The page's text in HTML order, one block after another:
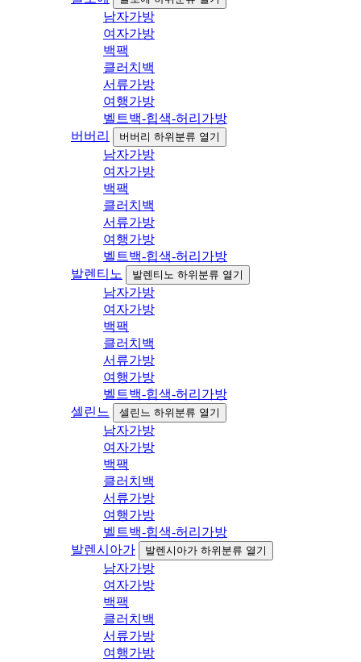
남자가방
여자가방
백팩
클러치백
서류가방
여행가방
벨트백-힙색-허리가방
버버리
버버리 하위분류 열기
남자가방
여자가방
백팩
클러치백
서류가방
여행가방
벨트백-힙색-허리가방
발렌티노
발렌티노 하위분류 열기
남자가방
여자가방
백팩
클러치백
서류가방
여행가방
벨트백-힙색-허리가방
셀린느
셀린느 하위분류 열기
남자가방
여자가방
백팩
클러치백
서류가방
여행가방
벨트백-힙색-허리가방
발렌시아가
발렌시아가 하위분류 열기
남자가방
여자가방
백팩
클러치백
서류가방
여행가방